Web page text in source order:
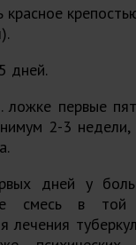
красное
дней.
ложке первые
2-3 недели,
дней у
смесь в той
лечения